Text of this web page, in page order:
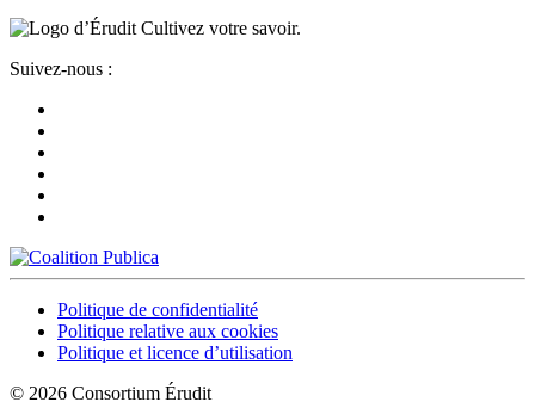
Cultivez votre savoir.
Suivez-nous :
Politique de confidentialité
Politique relative aux cookies
Politique et licence d’utilisation
© 2026 Consortium Érudit